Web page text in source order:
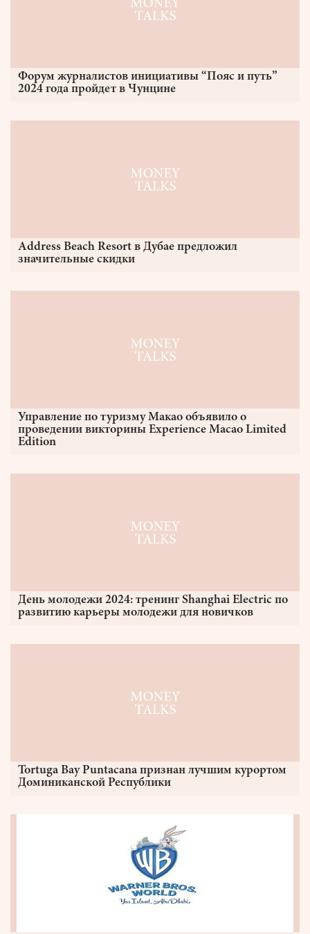
Форум журналистов инициативы “Пояс и путь”
2024 года пройдет в Чунцине
Address Beach Resort в Дубае предложил
значительные скидки
Управление по туризму Макао объявило о
проведении викторины Experience Macao Limited
Edition
День молодежи 2024: тренинг Shanghai Electric по
развитию карьеры молодежи для новичков
Tortuga Bay Puntacana признан лучшим курортом
Доминиканской Республики